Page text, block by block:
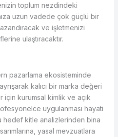
toplum nezdindeki
uzun vadede çok güçlü bir
ve işletmenizi
ulaştıracaktır.
pazarlama ekosisteminde
kalıcı bir marka değeri
kurumsal kimlik ve açık
uygulanması hayati
hedef kitle analizlerinden bina
yasal mevzuatlara